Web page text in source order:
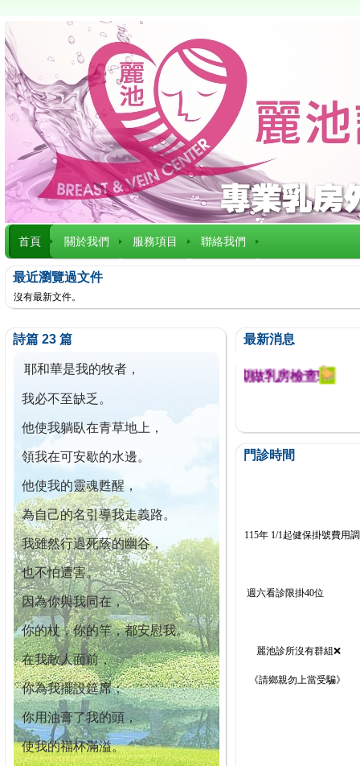
首頁 關於我們 服務項目 聯絡我們
最近瀏覽過文件
沒有最新文件。
詩篇 23 篇
耶和華是我的牧者，
我必不至缺乏。
他使我躺臥在青草地上，
領我在可安歇的水邊。
他使我的靈魂甦醒，
為自己的名引導我走義路。
我雖然行過死蔭的幽谷，
也不怕遭害。
因為你與我同在，
你的杖，你的竿，都安慰我。
在我敵人面前，
你為我擺設筵席；
你用油膏了我的頭，
使我的福杯滿溢。
最新消息
今已篩檢出1700位乳癌患者,提醒您定期做乳房檢查!
門診時間
115年 1/1起健保掛號費用
週六看診限掛40位
麗池診所沒有群組❌
《請鄉親勿上當受騙》